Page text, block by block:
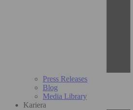
Press Releases
Blog
Media Library
Kariera